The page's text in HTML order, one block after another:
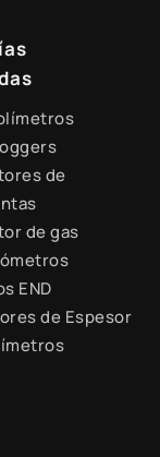
de
de gas
END
de Espesor